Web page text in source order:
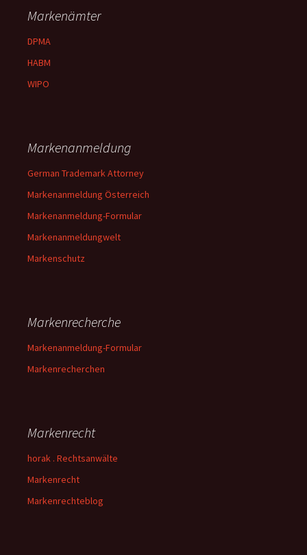
Markenämter
DPMA
HABM
WIPO
Markenanmeldung
German Trademark Attorney
Markenanmeldung Österreich
Markenanmeldung-Formular
Markenanmeldungwelt
Markenschutz
Markenrecherche
Markenanmeldung-Formular
Markenrecherchen
Markenrecht
horak . Rechtsanwälte
Markenrecht
Markenrechteblog